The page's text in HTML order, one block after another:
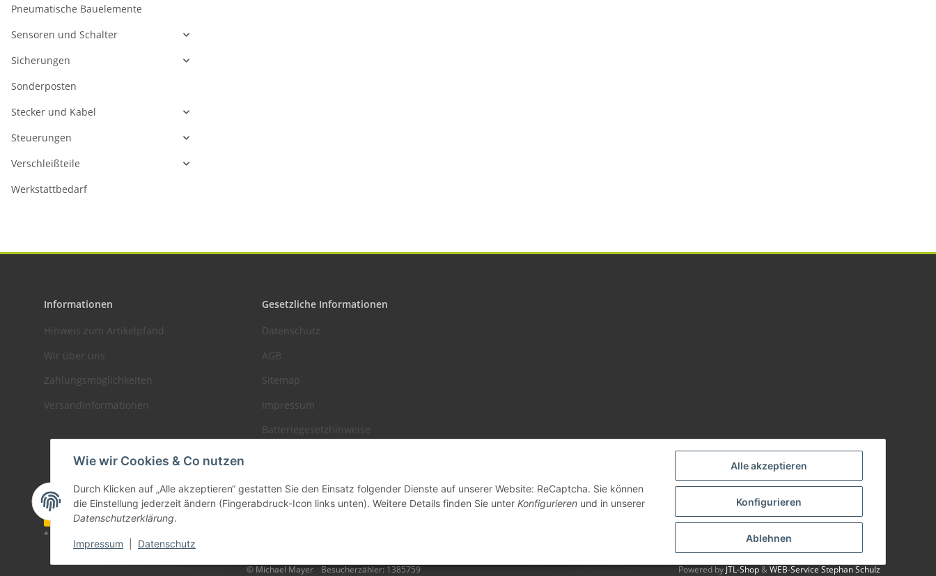
Alle akzeptieren
Konfigurieren
Ablehnen
Wie wir Cookies & Co nutzen
Durch Klicken auf „Alle akzeptieren“ gestatten Sie den Einsatz folgender Dienste auf unserer Website: ReCaptcha. Sie können
die Einstellung jederzeit ändern (Fingerabdruck-Icon links unten). Weitere Details finden Sie unter Konfigurieren und in unserer
Datenschutzerklärung.
Impressum Datenschutz
Pneumatische Bauelemente
Sensoren und Schalter
Sicherungen
Sonderposten
Stecker und Kabel
Steuerungen
Verschleißteile
Werkstattbedarf
Informationen
Hinweis zum Artikelpfand
Wir über uns
Zahlungsmöglichkeiten
Versandinformationen
Gesetzliche Informationen
Datenschutz
AGB
Sitemap
Impressum
Batteriegesetzhinweise
Vertrag widerrufen
* Alle Preise zzgl. gesetzlicher USt., zzgl.
© Michael Mayer Besucherzähler: 1385759 Powered byJTL-Shop&WEB-Service Stephan Schulz